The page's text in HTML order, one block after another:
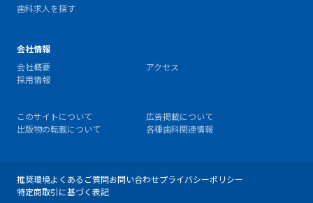
歯科求人を探す
会社情報
会社概要
アクセス
採用情報
このサイトについて
広告掲載について
出版物の転載について
各種歯科関連情報
推奨環境よくあるご質問お問い合わせプライバシーポリシー
特定商取引に基づく表記